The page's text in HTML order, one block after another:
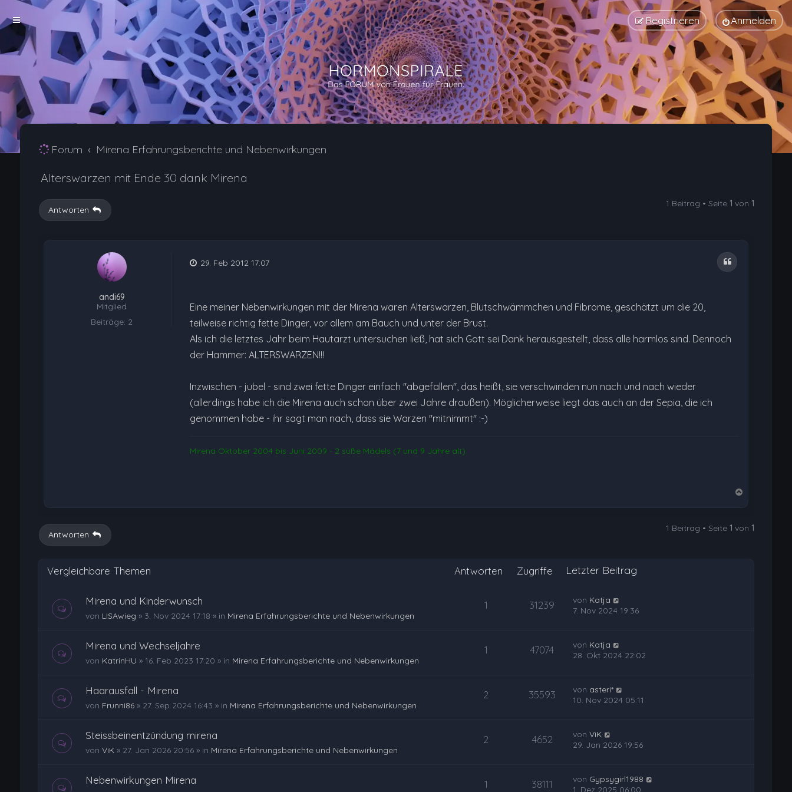
Anmelden
Registrieren
Forum Mirena Erfahrungsberichte und Nebenwirkungen
Alterswarzen mit Ende 30 dank Mirena
Antworten
1 Beitrag • Seite1 von1
andi69
Mitglied
Beiträge: 2
Zitat
29. Feb 2012 17:07
Eine meiner Nebenwirkungen mit der Mirena waren Alterswarzen, Blutschwämmchen und Fibrome, geschätzt um die 20,
teilweise richtig fette Dinger, vor allem am Bauch und unter der Brust.
Als ich die letztes Jahr beim Hautarzt untersuchen ließ, hat sich Gott sei Dank herausgestellt, dass alle harmlos sind. Dennoch
der Hammer: ALTERSWARZEN!!!
Inzwischen - jubel - sind zwei fette Dinger einfach "abgefallen", das heißt, sie verschwinden nun nach und nach wieder
(allerdings habe ich die Mirena auch schon über zwei Jahre draußen). Möglicherweise liegt das auch an der Sepia, die ich
genommen habe - ihr sagt man nach, dass sie Warzen "mitnimmt" :-)
Mirena Oktober 2004 bis Juni 2009 - 2 süße Mädels (7 und 9 Jahre alt)
h
Antworten
1 Beitrag • Seite1 von1
Vergleichbare Themen Antworten Zugriffe Letzter Beitrag
Mirena und Kinderwunsch
von LISAwieg » 3. Nov 2024 17:18 » in Mirena Erfahrungsberichte und Nebenwirkungen
1 31239 von Katja
7. Nov 2024 19:36
Mirena und Wechseljahre
von KatrinHU » 16. Feb 2023 17:20 » in Mirena Erfahrungsberichte und Nebenwirkungen
1 47074 von Katja
28. Okt 2024 22:02
Haarausfall - Mirena
von Frunni86» 27. Sep 2024 16:43 » in Mirena Erfahrungsberichte und Nebenwirkungen
2 35593 von asteri*
10. Nov 2024 05:11
Steissbeinentzündung mirena
von ViK» 27. Jan 2026 20:56» in Mirena Erfahrungsberichte und Nebenwirkungen
2 4652 vonViK
29. Jan 2026 19:56
Nebenwirkungen Mirena 1 38111 von Gypsygirl1988
1. Dez 2025 06:00